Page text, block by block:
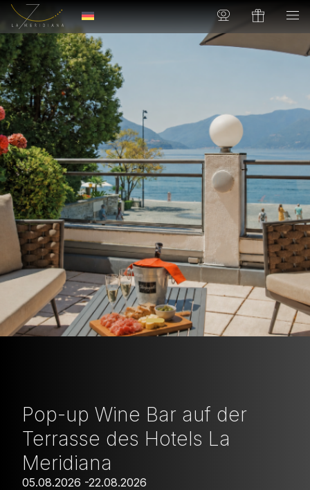
Pop-up Wine Bar auf der
Terrasse des Hotels La
Meridiana
05.08.2026 -22.08.2026